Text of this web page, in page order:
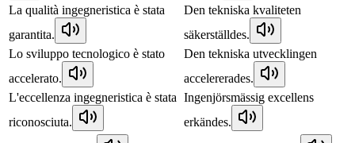
La qualità ingegneristica è stata
garantita.
Den tekniska kvaliteten
säkerställdes.
Lo sviluppo tecnologico è stato
accelerato.
Den tekniska utvecklingen
accelererades.
L'eccellenza ingegneristica è stata
riconosciuta.
Ingenjörsmässig excellens
erkändes.